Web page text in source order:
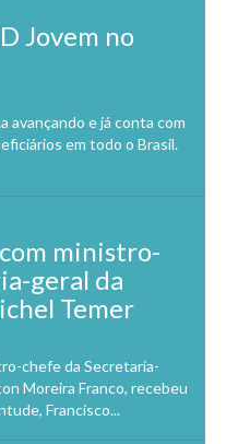
Jovem no
avançando e já conta com
em todo o Brasil.
ministro-
geral da
Temer
chefe da Secretaria-
Moreira Franco, recebeu
Francisco...